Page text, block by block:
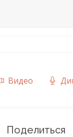
Видео
Поделиться